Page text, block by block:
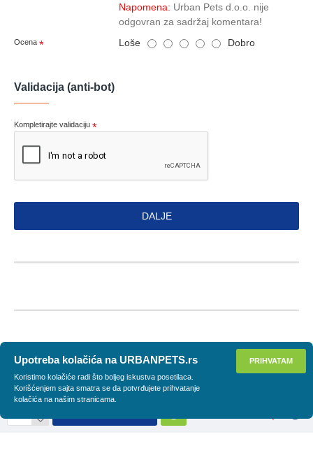
Napomena: Urban Pets d.o.o. nije
odgovran za sadržaj komentara!
Ocena Loše Dobro
Validacija (anti-bot)
Kompletirajte validaciju
DALJE
PRIHVATAM
Upotreba kolačića na URBANPETS.rs
Koristimo kolačiće radi što boljeg iskustva posetilaca.
Korišćenjem sajta smatra se da potvrđujete prihvatanje
kolačića na našim stranicama.